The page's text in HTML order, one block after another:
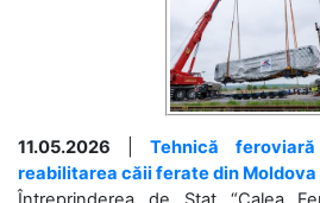
11.05.2026 |Tehnică
reabilitarea căii ferate din Moldova